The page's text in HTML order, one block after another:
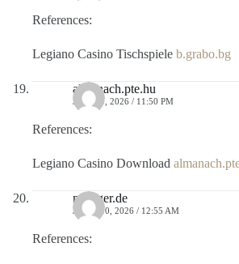
References:
Legiano Casino Tischspiele b.grabo.bg
almanach.pte.hu
JULIO 9, 2026 / 11:50 PM
References:
Legiano Casino Download
metager.de
JULIO 10, 2026 / 12:55 AM
References: